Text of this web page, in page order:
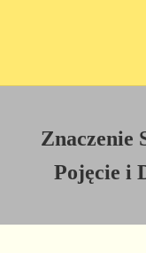
Znaczenie
Pojęcie i